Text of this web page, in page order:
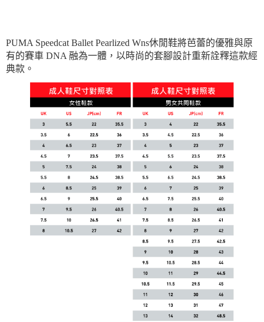
PUMA Speedcat Ballet Pearlized Wns休閒鞋將芭蕾的優雅與原
有的賽車 DNA 融為一體，以時尚的套腳設計重新詮釋這款經
典款。